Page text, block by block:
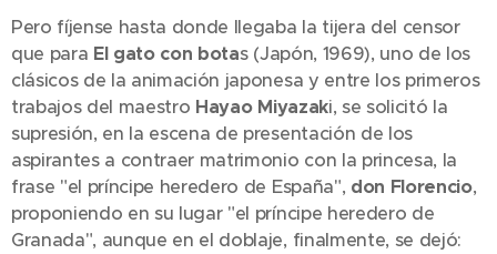
Pero fíjense hasta donde llegaba la tijera del censor
que para El gato con botas (Japón, 1969), uno de los
clásicos de la animación japonesa y entre los primeros
trabajos del maestro Hayao Miyazaki, se solicitó la
supresión, en la escena de presentación de los
aspirantes a contraer matrimonio con la princesa, la
frase "el príncipe heredero de España", don Florencio,
proponiendo en su lugar "el príncipe heredero de
Granada", aunque en el doblaje, finalmente, se dejó: